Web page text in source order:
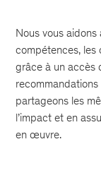
Nous vous
compétences, les
grâce à un accès
partageons les
l’impact et en
en œuvre.